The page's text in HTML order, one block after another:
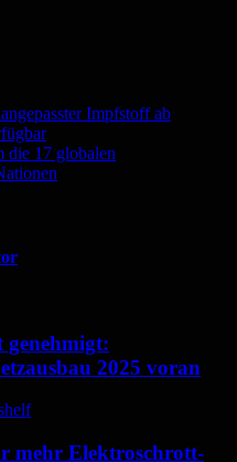
Impfstoff ab
die 17 globalen
genehmigt:
2025 voran
mehr Elektroschrott-